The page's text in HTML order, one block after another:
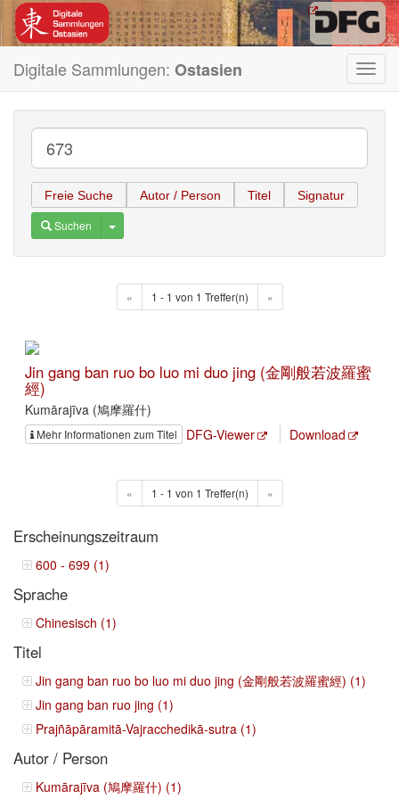
Digitale Sammlungen: Ostasien
Freie Suche Autor / Person Titel Signatur
Suchen Toggle Dropdown
« 1 - 1 von 1 Treffer(n) »
Jin gang ban ruo bo luo mi duo jing (金剛般若波羅蜜
經)
Kumārajīva (鳩摩羅什)
Mehr Informationen zum Titel DFG-Viewer Download
« 1 - 1 von 1 Treffer(n) »
Erscheinungszeitraum
600 - 699 (1)
Sprache
Chinesisch (1)
Titel
Jin gang ban ruo bo luo mi duo jing (金剛般若波羅蜜經) (1)
Jin gang ban ruo jing (1)
Prajñāpāramitā-Vajracchedikā-sutra (1)
Autor / Person
Kumārajīva (鳩摩羅什) (1)